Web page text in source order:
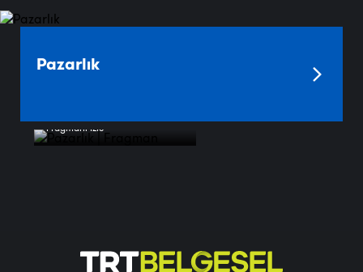
Pazarlık
Fragmanı İzle